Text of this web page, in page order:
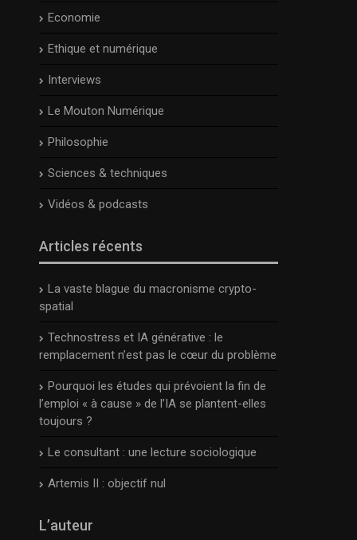
Economie
Ethique et numérique
Interviews
Le Mouton Numérique
Philosophie
Sciences & techniques
Vidéos & podcasts
Articles récents
La vaste blague du macronisme crypto-
spatial
Technostress et IA générative : le
remplacement n’est pas le cœur du problème
Pourquoi les études qui prévoient la fin de
l’emploi « à cause » de l’IA se plantent-elles
toujours ?
Le consultant : une lecture sociologique
Artemis II : objectif nul
L’auteur